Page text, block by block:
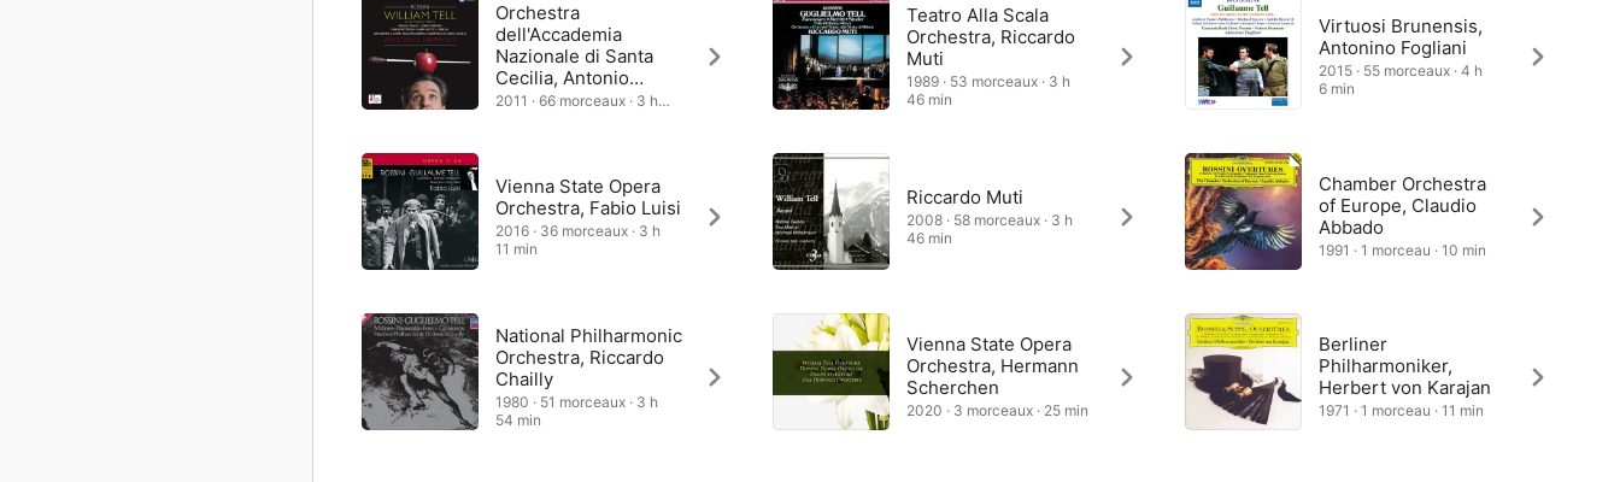
Orchestra
dell'Accademia
Nazionale di Santa
Cecilia, Antonio
Pappano
2011 · 66 morceaux · 3 h
Vienna State Opera
Orchestra, Fabio Luisi
2016 · 36 morceaux · 3 h
11 min
National Philharmonic
Orchestra, Riccardo
Chailly
1980 · 51 morceaux · 3 h
54 min
Teatro Alla Scala
Orchestra, Riccardo
Muti
1989 · 53 morceaux · 3 h
46 min
Riccardo Muti
2008 · 58 morceaux · 3 h
46 min
Vienna State Opera
Orchestra, Hermann
Scherchen
2020 · 3 morceaux · 25 min
Virtuosi Brunensis,
Antonino Fogliani
2015 · 55 morceaux · 4 h
6 min
Chamber Orchestra
of Europe, Claudio
Abbado
1991 · 1 morceau · 10 min
Berliner
Philharmoniker,
Herbert von Karajan
1971 · 1 morceau · 11 min